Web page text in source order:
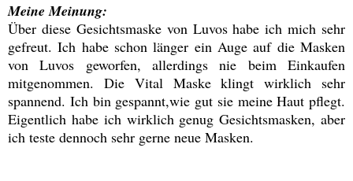
Meine Meinung:
Über diese Gesichtsmaske von Luvos habe ich mich sehr
gefreut. Ich habe schon länger ein Auge auf die Masken
von Luvos geworfen, allerdings nie beim Einkaufen
mitgenommen. Die Vital Maske klingt wirklich sehr
spannend. Ich bin gespannt,wie gut sie meine Haut pflegt.
Eigentlich habe ich wirklich genug Gesichtsmasken, aber
ich teste dennoch sehr gerne neue Masken.